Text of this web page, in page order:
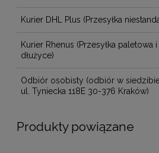
Kurier DHL Plus (Przesyłka
Kurier Rhenus (Przesyłka paletowa i
dłużyce)
Odbiór osobisty (odbiór w
ul. Tyniecka 118E 30-376 Kraków)
Produkty powiązane